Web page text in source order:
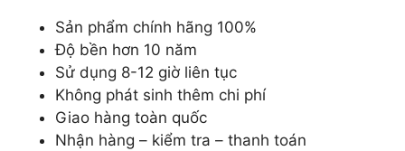
Sản phẩm chính hãng 100%
Độ bền hơn 10 năm
Sử dụng 8-12 giờ liên tục
Không phát sinh thêm chi phí
Giao hàng toàn quốc
Nhận hàng – kiểm tra – thanh toán